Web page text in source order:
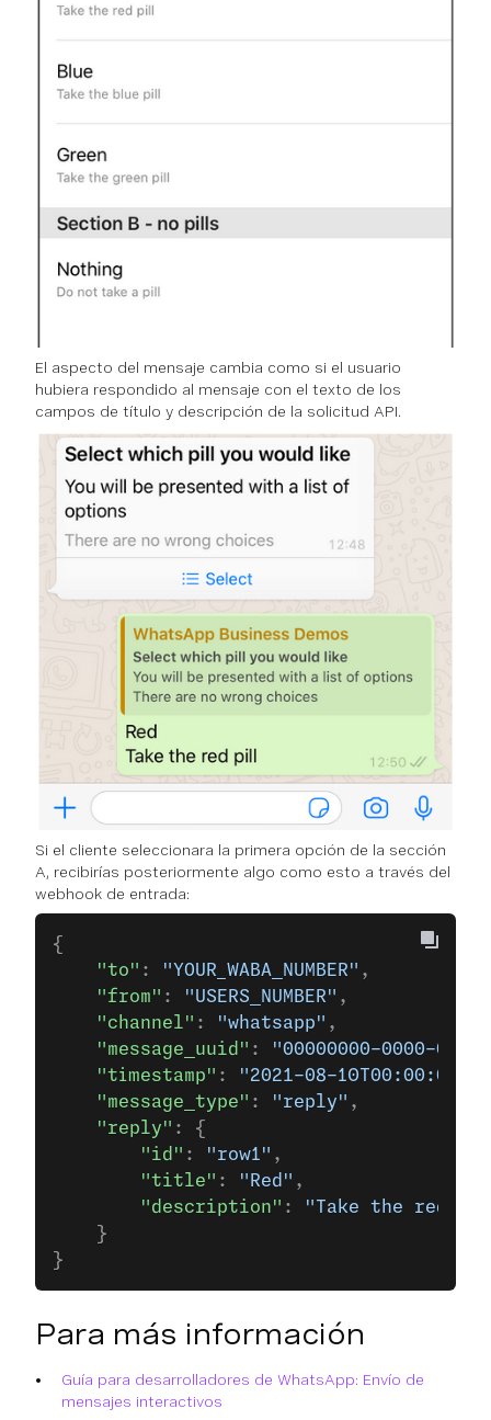
El aspecto del mensaje cambia como si el usuario
hubiera respondido al mensaje con el texto de los
campos de título y descripción de la solicitud API.
Si el cliente seleccionara la primera opción de la sección
A, recibirías posteriormente algo como esto a través del
webhook de entrada:
{
    "to"
: "YOUR_WABA_NUMBER" ,
    "from"
: "USERS_NUMBER" ,
    "channel"
: "whatsapp" ,
    "message_uuid"
:
"00000000-0000-
    "timestamp"
: "2021-08-10T00:00:00Z"
    "message_type"
: "reply" ,
    "reply"
: {
        "id"
: "row1" ,
        "title"
: "Red" ,
        "description"
:
"Take the red
    }
}
Para más información
Guía para desarrolladores de WhatsApp: Envío de
mensajes interactivos